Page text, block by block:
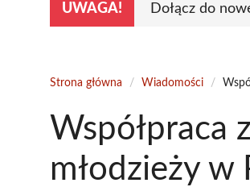
UWAGA! Dołącz do
Strona główna / Wiadomości /
Współpraca
młodzieży w